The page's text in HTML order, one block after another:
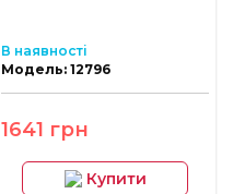
В наявності
Модель: 12796
1641 грн
Купити